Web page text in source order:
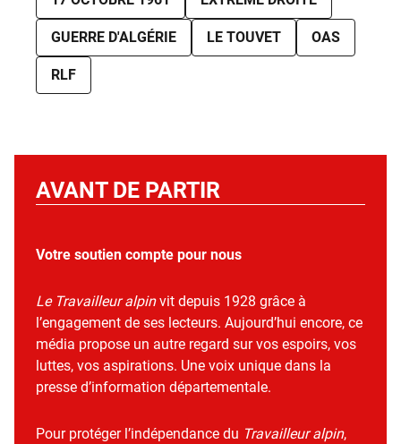
GUERRE D'ALGÉRIE LE TOUVET OAS
RLF
AVANT DE PARTIR
Votre soutien compte pour nous
Le Travailleur alpinvit depuis 1928 grâce à
l’engagement de ses lecteurs. Aujourd’hui encore, ce
média propose un autre regard sur vos espoirs, vos
luttes, vos aspirations. Une voix unique dans la
presse d’information départementale.
Pour protéger l’indépendance du Travailleur alpin,